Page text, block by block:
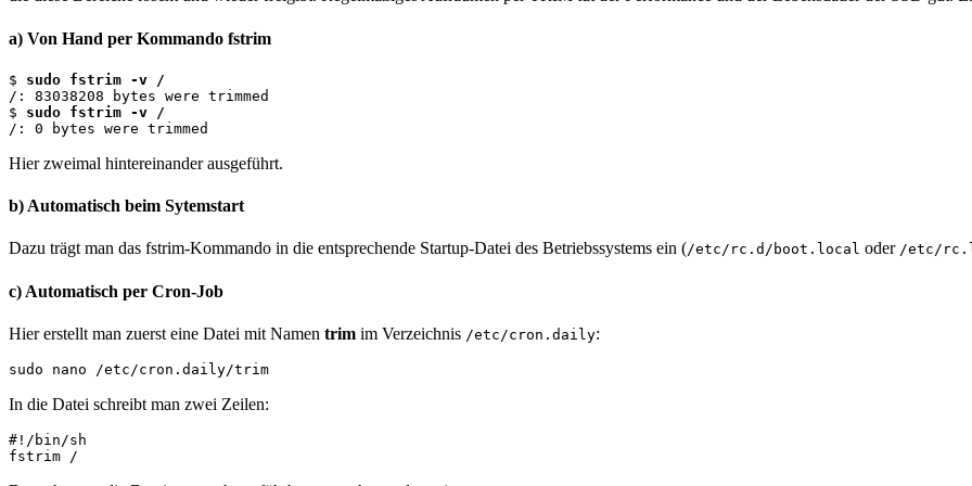
a) Von Hand per Kommando fstrim
$ sudo fstrim -v /
/: 83038208 bytes were trimmed
$ sudo fstrim -v /
/: 0 bytes were trimmed
Hier zweimal hintereinander ausgeführt.
b) Automatisch beim Sytemstart
Dazu trägt man das fstrim-Kommando in die entsprechende Startup-Datei des Betriebssystems ein (/etc/rc.d/boot.local oder /etc/
c) Automatisch per Cron-Job
Hier erstellt man zuerst eine Datei mit Namen trim im Verzeichnis /etc/cron.daily:
sudo nano /etc/cron.daily/trim
In die Datei schreibt man zwei Zeilen:
#!/bin/sh
fstrim /